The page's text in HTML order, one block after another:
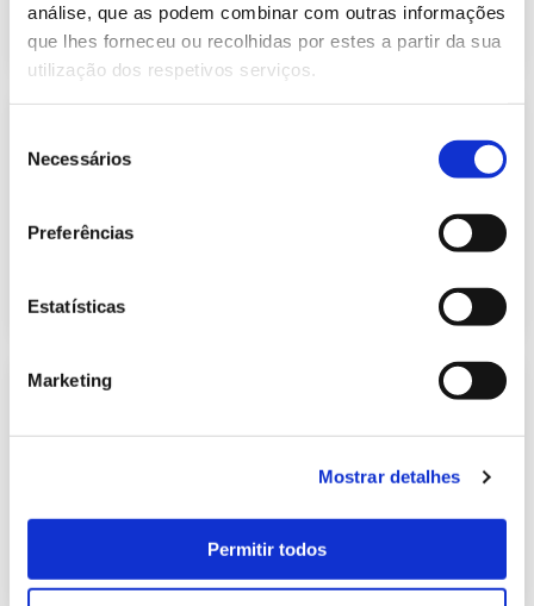
análise, que as podem combinar com outras informações
que lhes forneceu ou recolhidas por estes a partir da sua
utilização dos respetivos serviços.
Necessários
Preferências
Estatísticas
Marketing
Mostrar detalhes
Permitir todos
2026-08-06 Eletricidade
456.63 Kb 2021
2022
informação sobre Eletricidade
Eletricidade